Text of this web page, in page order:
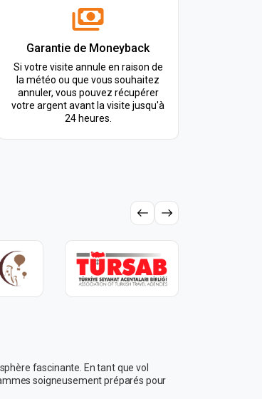
Garantie de Moneyback
Si votre visite annule en raison de
la météo ou que vous souhaitez
annuler, vous pouvez récupérer
votre argent avant la visite jusqu'à
24 heures.
fascinante. En tant que vol
soigneusement préparés pour